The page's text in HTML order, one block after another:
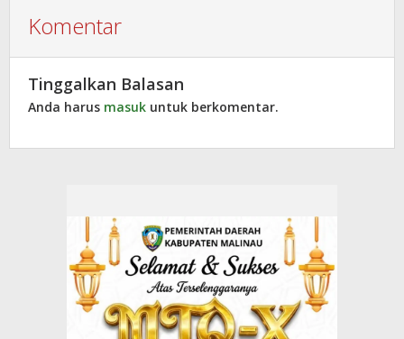
Komentar
Tinggalkan Balasan
Anda harus masuk untuk berkomentar.